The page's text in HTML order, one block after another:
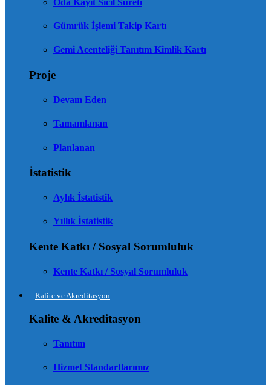
Oda Kayıt Sicil Sureti
Gümrük İşlemi Takip Kartı
Gemi Acenteliği Tanıtım Kimlik Kartı
Proje
Devam Eden
Tamamlanan
Planlanan
İstatistik
Aylık İstatistik
Yıllık İstatistik
Kente Katkı / Sosyal Sorumluluk
Kente Katkı / Sosyal Sorumluluk
Kalite ve Akreditasyon
Kalite & Akreditasyon
Tanıtım
Hizmet Standartlarımız